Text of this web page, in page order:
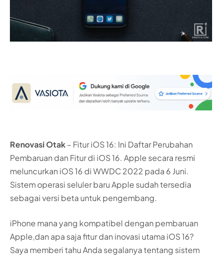
Renovasi Otak– Fitur iOS 16: Ini Daftar Perubahan
Pembaruan dan Fitur di iOS 16. Apple secara resmi
meluncurkan iOS 16 di WWDC 2022 pada 6 Juni.
Sistem operasi seluler baru Apple sudah tersedia
sebagai versi beta untuk pengembang.
iPhone mana yang kompatibel dengan pembaruan
Apple,dan apa saja fitur dan inovasi utama iOS 16?
Saya memberi tahu Anda segalanya tentang sistem